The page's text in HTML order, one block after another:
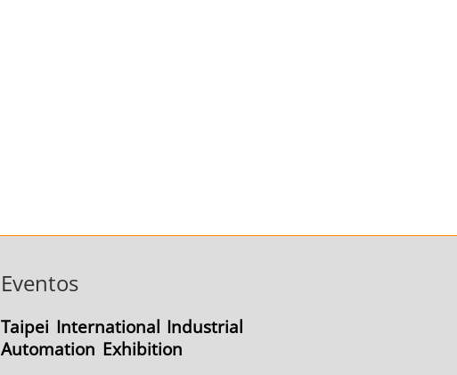
Eventos
Taipei International Industrial
Automation Exhibition